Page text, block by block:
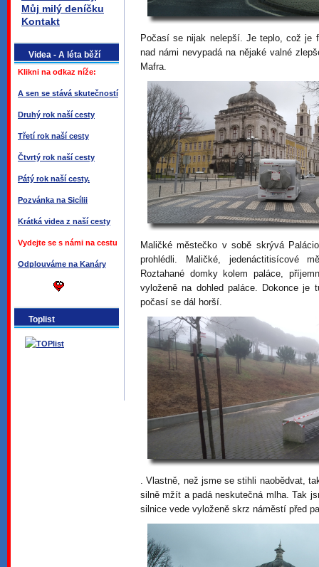
Můj milý deníčku
Kontakt
Videa - A léta běží
Klikni na odkaz níže:
A sen se stává skutečností
Druhý rok naší cesty
Třetí rok naší cesty
Čtvrtý rok naší cesty
Pátý rok naší cesty.
Pozvánka na Sicílii
Krátká videa z naší cesty
Vydejte se s námi na cestu
Odplouváme na Kanáry
Toplist
Počasí se nijak nelepší. Je teplo, což je
nad námi nevypadá na nějaké valné
Mafra.
Maličké městečko v sobě skrývá
prohlédli. Maličké, jedenáctitisícové
Roztahané domky kolem paláce,
vyloženě na dohled paláce. Dokonce
počasí se dál horší.
. Vlastně, než jsme se stihli naobědvat,
silně mžít a padá neskutečná mlha. Tak
silnice vede vyloženě skrz náměstí před